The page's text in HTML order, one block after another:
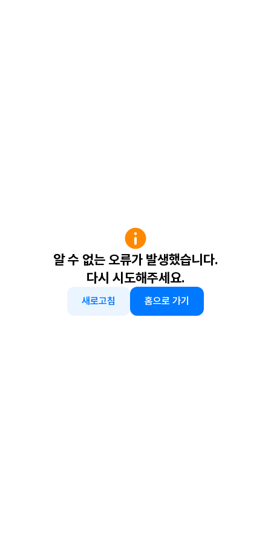
알 수 없는 오류가 발생했습니다.
다시 시도해주세요.
새로고침 홈으로 가기